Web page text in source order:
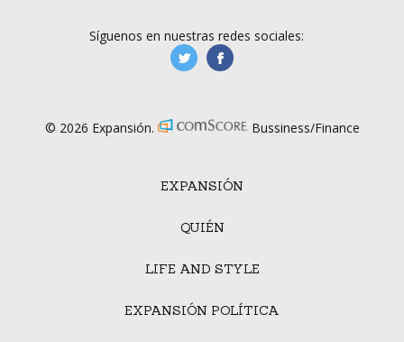
EXPANSIÓN
QUIÉN
LIFE AND STYLE
EXPANSIÓN POLÍTICA
Síguenos en nuestras redes sociales:
manufacturaGE
© 2026 Expansión. Bussiness/Finance